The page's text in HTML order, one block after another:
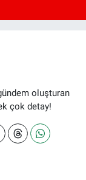
oluşturan
çok detay!